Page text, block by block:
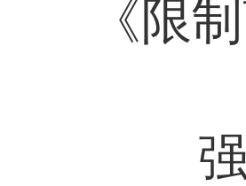
《限